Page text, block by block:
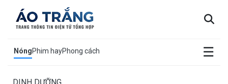
NóngPhim hayPhong cách ☰
×